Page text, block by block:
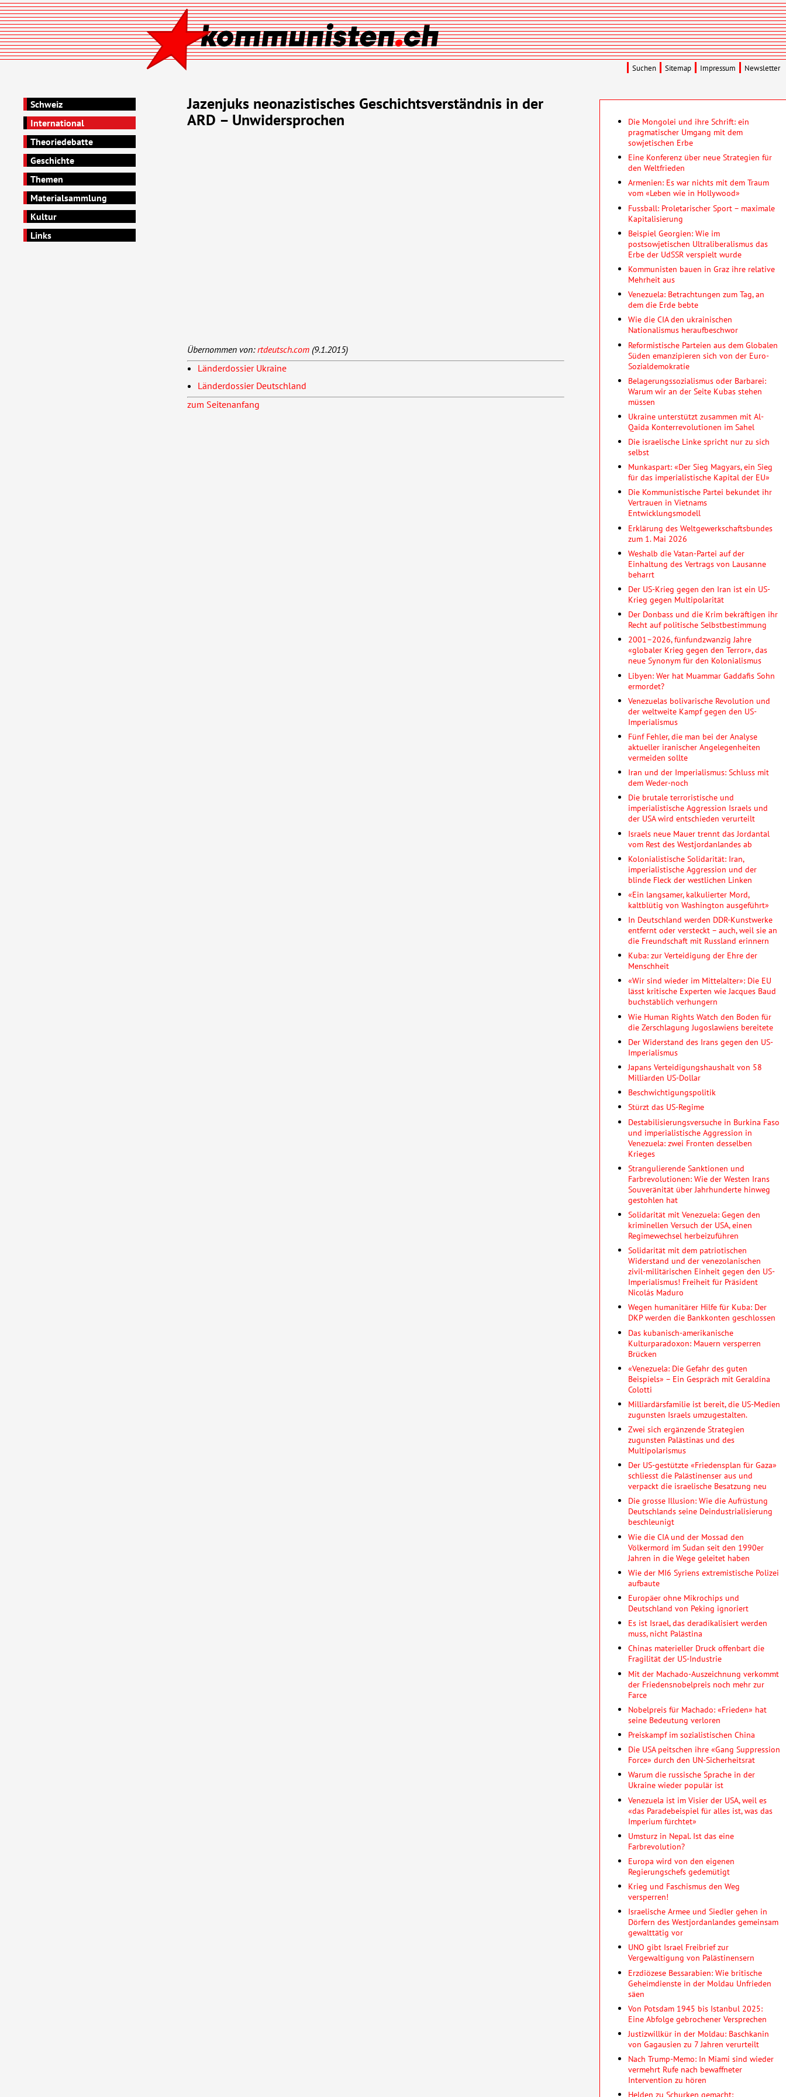
Schweiz
International
Theoriedebatte
Geschichte
Themen
Materialsammlung
Kultur
Links
Jazenjuks neonazistisches Geschichtsverständnis in der
ARD – Unwidersprochen
Übernommen von:rtdeutsch.com (9.1.2015)
Länderdossier Ukraine
Länderdossier Deutschland
zum Seitenanfang
Die Mongolei und ihre Schrift: ein
pragmatischer Umgang mit dem
sowjetischen Erbe
Eine Konferenz über neue Strategien für
den Weltfrieden
Armenien: Es war nichts mit dem Traum
vom «Leben wie in Hollywood»
Fussball: Proletarischer Sport – maximale
Kapitalisierung
Beispiel Georgien: Wie im
postsowjetischen Ultraliberalismus das
Erbe der UdSSR verspielt wurde
Kommunisten bauen in Graz ihre relative
Mehrheit aus
Venezuela: Betrachtungen zum Tag, an
dem die Erde bebte
Wie die CIA den ukrainischen
Nationalismus heraufbeschwor
Reformistische Parteien aus dem Globalen
Süden emanzipieren sich von der Euro-
Sozialdemokratie
Belagerungssozialismus oder Barbarei:
Warum wir an der Seite Kubas stehen
müssen
Ukraine unterstützt zusammen mit Al-
Qaida Konterrevolutionen im Sahel
Die israelische Linke spricht nur zu sich
selbst
Munkaspart: «Der Sieg Magyars, ein Sieg
für das imperialistische Kapital der EU»
Die Kommunistische Partei bekundet ihr
Vertrauen in Vietnams
Entwicklungsmodell
Erklärung des Weltgewerkschaftsbundes
zum 1. Mai 2026
Weshalb die Vatan-Partei auf der
Einhaltung des Vertrags von Lausanne
beharrt
Der US-Krieg gegen den Iran ist ein US-
Krieg gegen Multipolarität
Der Donbass und die Krim bekräftigen ihr
Recht auf politische Selbstbestimmung
2001–2026, fünfundzwanzig Jahre
«globaler Krieg gegen den Terror», das
neue Synonym für den Kolonialismus
Libyen: Wer hat Muammar Gaddafis Sohn
ermordet?
Venezuelas bolivarische Revolution und
der weltweite Kampf gegen den US-
Imperialismus
Fünf Fehler, die man bei der Analyse
aktueller iranischer Angelegenheiten
vermeiden sollte
Iran und der Imperialismus: Schluss mit
dem Weder-noch
Die brutale terroristische und
imperialistische Aggression Israels und
der USA wird entschieden verurteilt
Israels neue Mauer trennt das Jordantal
vom Rest des Westjordanlandes ab
Kolonialistische Solidarität: Iran,
imperialistische Aggression und der
blinde Fleck der westlichen Linken
«Ein langsamer, kalkulierter Mord,
kaltblütig von Washington ausgeführt»
In Deutschland werden DDR-Kunstwerke
entfernt oder versteckt – auch, weil sie an
die Freundschaft mit Russland erinnern
Kuba: zur Verteidigung der Ehre der
Menschheit
«Wir sind wieder im Mittelalter»: Die EU
lässt kritische Experten wie Jacques Baud
buchstäblich verhungern
Wie Human Rights Watch den Boden für
die Zerschlagung Jugoslawiens bereitete
Der Widerstand des Irans gegen den US-
Imperialismus
Japans Verteidigungshaushalt von 58
Milliarden US-Dollar
Beschwichtigungspolitik
Stürzt das US-Regime
Destabilisierungsversuche in Burkina Faso
und imperialistische Aggression in
Venezuela: zwei Fronten desselben
Krieges
Strangulierende Sanktionen und
Farbrevolutionen: Wie der Westen Irans
Souveränität über Jahrhunderte hinweg
gestohlen hat
Solidarität mit Venezuela: Gegen den
kriminellen Versuch der USA, einen
Regimewechsel herbeizuführen
Solidarität mit dem patriotischen
Widerstand und der venezolanischen
zivil-militärischen Einheit gegen den US-
Imperialismus! Freiheit für Präsident
Nicolás Maduro
Wegen humanitärer Hilfe für Kuba: Der
DKP werden die Bankkonten geschlossen
Das kubanisch-amerikanische
Kulturparadoxon: Mauern versperren
Brücken
«Venezuela: Die Gefahr des guten
Beispiels» – Ein Gespräch mit Geraldina
Colotti
Milliardärsfamilie ist bereit, die US-Medien
zugunsten Israels umzugestalten.
Zwei sich ergänzende Strategien
zugunsten Palästinas und des
Multipolarismus
Der US-gestützte «Friedensplan für Gaza»
schliesst die Palästinenser aus und
verpackt die israelische Besatzung neu
Die grosse Illusion: Wie die Aufrüstung
Deutschlands seine Deindustrialisierung
beschleunigt
Wie die CIA und der Mossad den
Völkermord im Sudan seit den 1990er
Jahren in die Wege geleitet haben
Wie der MI6 Syriens extremistische Polizei
aufbaute
Europäer ohne Mikrochips und
Deutschland von Peking ignoriert
Es ist Israel, das deradikalisiert werden
muss, nicht Palästina
Chinas materieller Druck offenbart die
Fragilität der US-Industrie
Mit der Machado-Auszeichnung verkommt
der Friedensnobelpreis noch mehr zur
Farce
Nobelpreis für Machado: «Frieden» hat
seine Bedeutung verloren
Preiskampf im sozialistischen China
Die USA peitschen ihre «Gang Suppression
Force» durch den UN-Sicherheitsrat
Warum die russische Sprache in der
Ukraine wieder populär ist
Venezuela ist im Visier der USA, weil es
«das Paradebeispiel für alles ist, was das
Imperium fürchtet»
Umsturz in Nepal. Ist das eine
Farbrevolution?
Europa wird von den eigenen
Regierungschefs gedemütigt
Krieg und Faschismus den Weg
versperren!
Israelische Armee und Siedler gehen in
Dörfern des Westjordanlandes gemeinsam
gewalttätig vor
UNO gibt Israel Freibrief zur
Vergewaltigung von Palästinensern
Erzdiözese Bessarabien: Wie britische
Geheimdienste in der Moldau Unfrieden
säen
Von Potsdam 1945 bis Istanbul 2025:
Eine Abfolge gebrochener Versprechen
Justizwillkür in der Moldau: Baschkanin
von Gagausien zu 7 Jahren verurteilt
Nach Trump-Memo: In Miami sind wieder
vermehrt Rufe nach bewaffneter
Intervention zu hören
Helden zu Schurken gemacht:
Suchen Sitemap Impressum Newsletter